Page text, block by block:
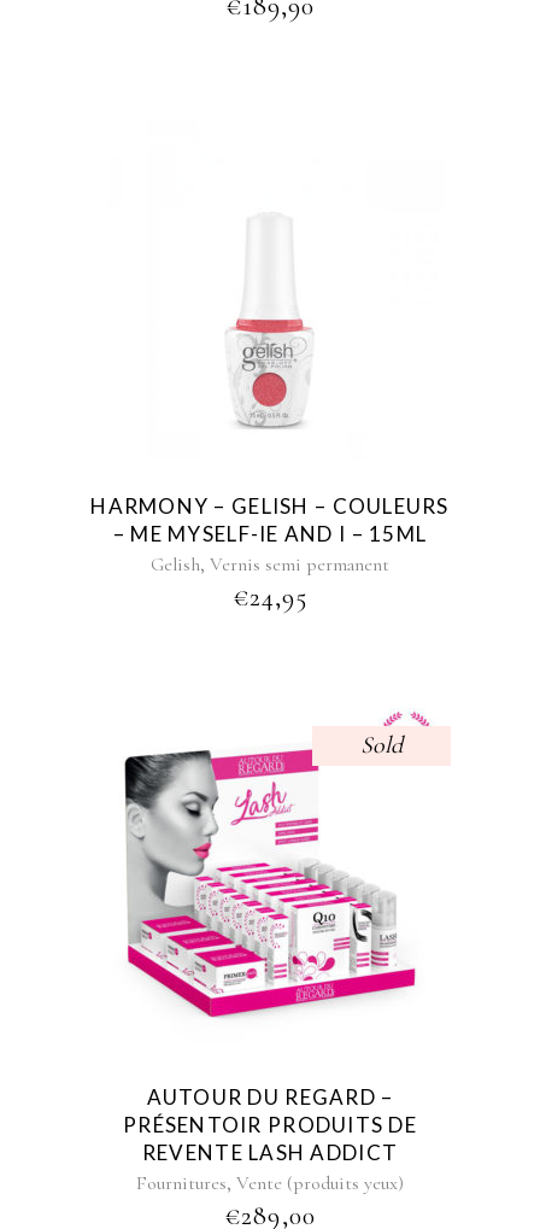
HARMONY – GELISH – COULEURS
– ME MYSELF-IE AND I – 15ML
Gelish, Vernis semi permanent
€24,95
Sold
AUTOUR DU REGARD –
PRÉSENTOIR PRODUITS DE
REVENTE LASH ADDICT
Fournitures, Vente (produits yeux)
€289,00